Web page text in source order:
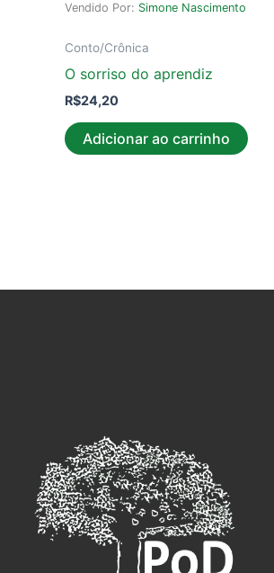
Vendido Por: Simone Nascimento
Conto/Crônica
O sorriso do aprendiz
R$24,20
Adicionar ao carrinho